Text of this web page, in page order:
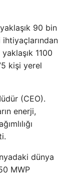
90 bin
ihtiyaçlarından
1100
kişi yerel
(CEO).
enerji,
dünya
MWP